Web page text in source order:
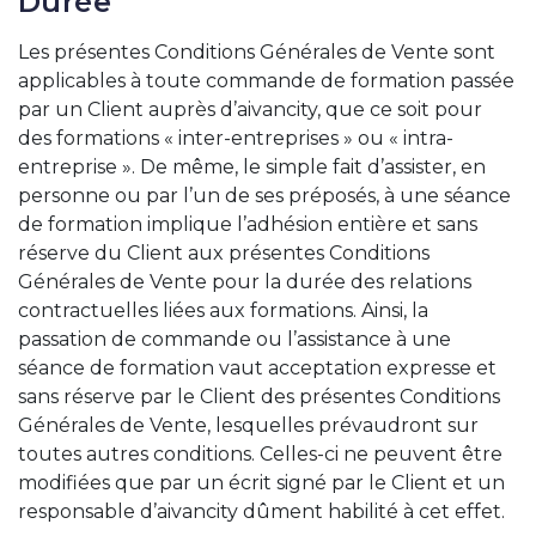
Les présentes Conditions Générales de Vente sont
applicables à toute commande de formation passée
par un Client auprès d’aivancity, que ce soit pour
des formations « inter-entreprises » ou « intra-
entreprise ». De même, le simple fait d’assister, en
personne ou par l’un de ses préposés, à une séance
de formation implique l’adhésion entière et sans
réserve du Client aux présentes Conditions
Générales de Vente pour la durée des relations
contractuelles liées aux formations. Ainsi, la
passation de commande ou l’assistance à une
séance de formation vaut acceptation expresse et
sans réserve par le Client des présentes Conditions
Générales de Vente, lesquelles prévaudront sur
toutes autres conditions. Celles-ci ne peuvent être
modifiées que par un écrit signé par le Client et un
responsable d’aivancity dûment habilité à cet effet.